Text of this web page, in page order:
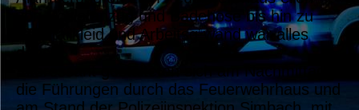
von Schlafanzug und Badehose bis hin zu
Cocktailkleid und Arbeitsg´wand war alles
dabei.
Interessant gestalteten sich am Nachmittag
die Führungen durch das Feuerwehrhaus und